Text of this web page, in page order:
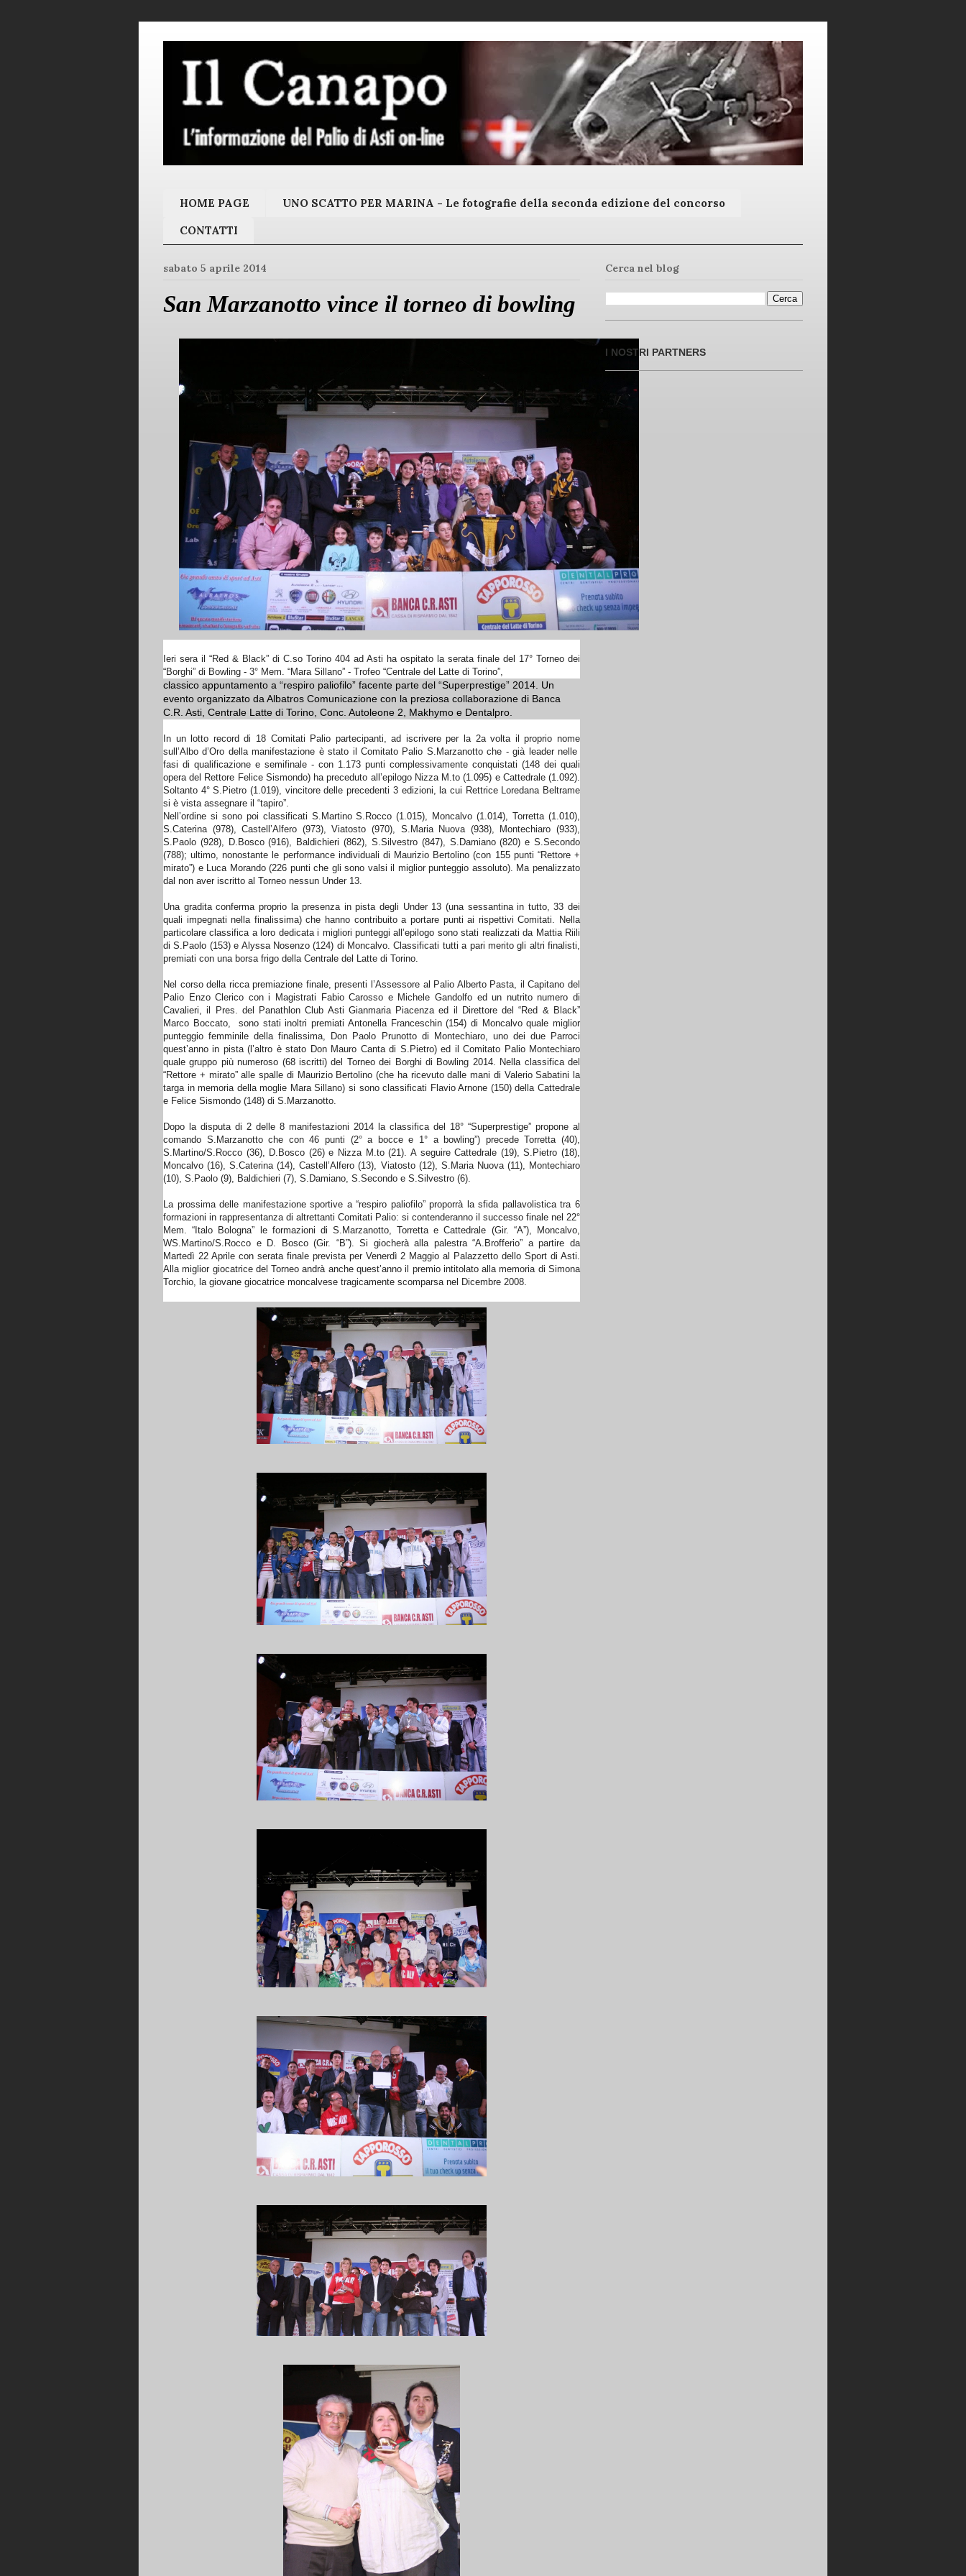
HOME PAGE UNO SCATTO PER MARINA - Le fotografie della seconda edizione del concorso
CONTATTI
sabato 5 aprile 2014
San Marzanotto vince il torneo di bowling
Ieri sera il “Red & Black” di C.so Torino 404 ad Asti ha ospitato la serata finale del 17° Torneo dei
“Borghi” di Bowling - 3° Mem. “Mara Sillano” - Trofeo “Centrale del Latte di Torino”,
classico appuntamento a “respiro paliofilo” facente parte del “Superprestige” 2014. Un
evento organizzato da Albatros Comunicazione con la preziosa collaborazione di Banca
C.R. Asti, Centrale Latte di Torino, Conc. Autoleone 2, Makhymo e Dentalpro.
In un lotto record di 18 Comitati Palio partecipanti, ad iscrivere per la 2a volta il proprio nome
sull’Albo d’Oro della manifestazione è stato il Comitato Palio S.Marzanotto che - già leader nelle
fasi di qualificazione e semifinale - con 1.173 punti complessivamente conquistati (148 dei quali
opera del Rettore Felice Sismondo) ha preceduto all’epilogo Nizza M.to (1.095) e Cattedrale (1.092).
Soltanto 4° S.Pietro (1.019), vincitore delle precedenti 3 edizioni, la cui Rettrice Loredana Beltrame
si è vista assegnare il “tapiro”.
Nell’ordine si sono poi classificati S.Martino S.Rocco (1.015), Moncalvo (1.014), Torretta (1.010),
S.Caterina (978), Castell’Alfero (973), Viatosto (970), S.Maria Nuova (938), Montechiaro (933),
S.Paolo (928), D.Bosco (916), Baldichieri (862), S.Silvestro (847), S.Damiano (820) e S.Secondo
(788); ultimo, nonostante le performance individuali di Maurizio Bertolino (con 155 punti “Rettore +
mirato”) e Luca Morando (226 punti che gli sono valsi il miglior punteggio assoluto). Ma penalizzato
dal non aver iscritto al Torneo nessun Under 13.
Una gradita conferma proprio la presenza in pista degli Under 13 (una sessantina in tutto, 33 dei
quali impegnati nella finalissima) che hanno contribuito a portare punti ai rispettivi Comitati. Nella
particolare classifica a loro dedicata i migliori punteggi all’epilogo sono stati realizzati da Mattia Riili
di S.Paolo (153) e Alyssa Nosenzo (124) di Moncalvo. Classificati tutti a pari merito gli altri finalisti,
premiati con una borsa frigo della Centrale del Latte di Torino.
Nel corso della ricca premiazione finale, presenti l’Assessore al Palio Alberto Pasta, il Capitano del
Palio Enzo Clerico con i Magistrati Fabio Carosso e Michele Gandolfo ed un nutrito numero di
Cavalieri, il Pres. del Panathlon Club Asti Gianmaria Piacenza ed il Direttore del “Red & Black”
Marco Boccato, sono stati inoltri premiati Antonella Franceschin (154) di Moncalvo quale miglior
punteggio femminile della finalissima, Don Paolo Prunotto di Montechiaro, uno dei due Parroci
quest’anno in pista (l’altro è stato Don Mauro Canta di S.Pietro) ed il Comitato Palio Montechiaro
quale gruppo più numeroso (68 iscritti) del Torneo dei Borghi di Bowling 2014. Nella classifica del
“Rettore + mirato” alle spalle di Maurizio Bertolino (che ha ricevuto dalle mani di Valerio Sabatini la
targa in memoria della moglie Mara Sillano) si sono classificati Flavio Arnone (150) della Cattedrale
e Felice Sismondo (148) di S.Marzanotto.
Dopo la disputa di 2 delle 8 manifestazioni 2014 la classifica del 18° “Superprestige” propone al
comando S.Marzanotto che con 46 punti (2° a bocce e 1° a bowling”) precede Torretta (40),
S.Martino/S.Rocco (36), D.Bosco (26) e Nizza M.to (21). A seguire Cattedrale (19), S.Pietro (18),
Moncalvo (16), S.Caterina (14), Castell’Alfero (13), Viatosto (12), S.Maria Nuova (11), Montechiaro
(10), S.Paolo (9), Baldichieri (7), S.Damiano, S.Secondo e S.Silvestro (6).
La prossima delle manifestazione sportive a “respiro paliofilo” proporrà la sfida pallavolistica tra 6
formazioni in rappresentanza di altrettanti Comitati Palio: si contenderanno il successo finale nel 22°
Mem. “Italo Bologna” le formazioni di S.Marzanotto, Torretta e Cattedrale (Gir. “A”), Moncalvo,
WS.Martino/S.Rocco e D. Bosco (Gir. “B”). Si giocherà alla palestra “A.Brofferio” a partire da
Martedì 22 Aprile con serata finale prevista per Venerdì 2 Maggio al Palazzetto dello Sport di Asti.
Alla miglior giocatrice del Torneo andrà anche quest’anno il premio intitolato alla memoria di Simona
Torchio, la giovane giocatrice moncalvese tragicamente scomparsa nel Dicembre 2008.
Cerca nel blog
I NOSTRI PARTNERS